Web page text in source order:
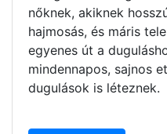
nőknek, akiknek
hajmosás, és máris
egyenes út a
mindennapos, sajnos
dugulások is léteznek.